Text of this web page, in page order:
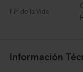
Fin de la Vida
Información